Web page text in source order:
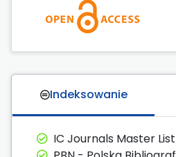
Indeksowanie
IC Journals Master List